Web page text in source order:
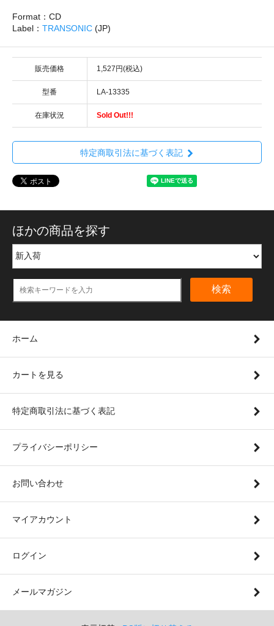
Format：CD
Label： TRANSONIC (JP)
販売価格 1,527円(税込)
型番 LA-13335
在庫状況 Sold Out!!!
特定商取引法に基づく表記
ほかの商品を探す
検索
ホーム
カートを見る
特定商取引法に基づく表記
プライバシーポリシー
お問い合わせ
マイアカウント
ログイン
メールマガジン